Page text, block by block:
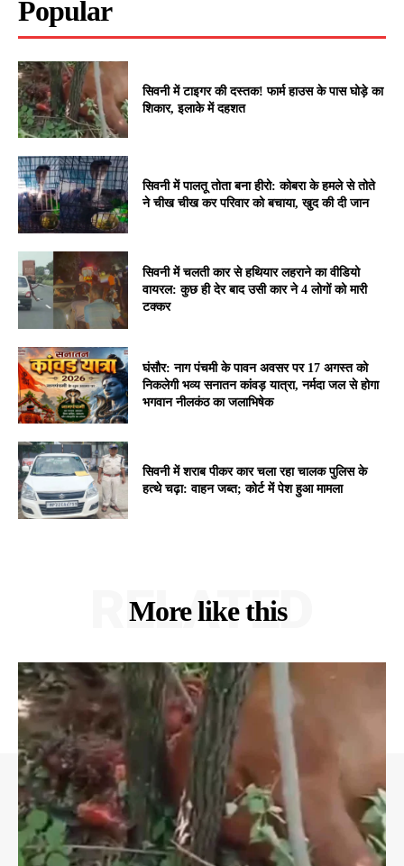
Popular
सिवनी में टाइगर की दस्तक! फार्म हाउस के पास घोड़े का
शिकार, इलाके में दहशत
सिवनी में पालतू तोता बना हीरो: कोबरा के हमले से तोते
ने चीख चीख कर परिवार को बचाया, खुद की दी जान
सिवनी में चलती कार से हथियार लहराने का वीडियो
वायरल: कुछ ही देर बाद उसी कार ने 4 लोगों को मारी
टक्कर
घंसौर: नाग पंचमी के पावन अवसर पर 17 अगस्त को
निकलेगी भव्य सनातन कांवड़ यात्रा, नर्मदा जल से होगा
भगवान नीलकंठ का जलाभिषेक
सिवनी में शराब पीकर कार चला रहा चालक पुलिस के
हत्थे चढ़ा: वाहन जब्त; कोर्ट में पेश हुआ मामला
More like this
RELATED